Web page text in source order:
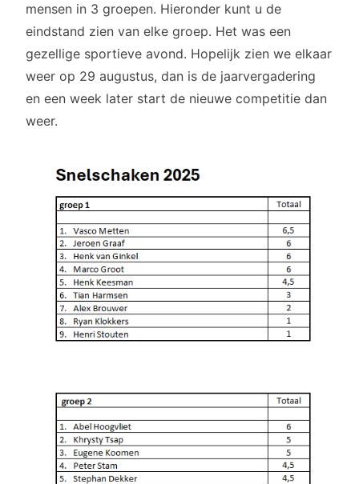
mensen in 3 groepen. Hieronder kunt u de
eindstand zien van elke groep. Het was een
gezellige sportieve avond. Hopelijk zien we elkaar
weer op 29 augustus, dan is de jaarvergadering
en een week later start de nieuwe competitie dan
weer.